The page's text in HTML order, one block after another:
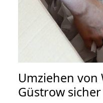
Umziehen von
Güstrow